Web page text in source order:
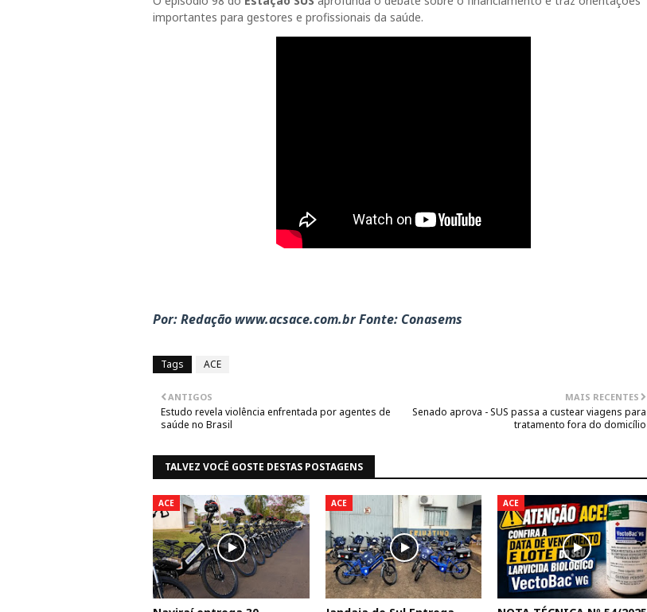
importantes para gestores e profissionais da saúde.
Por: Redação www.acsace.com.br Fonte: Conasems
Tags ACE
MAIS RECENTES
Senado aprova - SUS passa a custear viagens para
tratamento fora do domicílio
ANTIGOS
Estudo revela violência enfrentada por agentes de
saúde no Brasil
TALVEZ VOCÊ GOSTE DESTAS POSTAGENS
ACE ACE ACE